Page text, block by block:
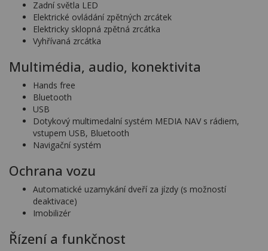
Zadní světla LED
Elektrické ovládání zpětných zrcátek
Elektricky sklopná zpětná zrcátka
Vyhřívaná zrcátka
Multimédia, audio, konektivita
Hands free
Bluetooth
USB
Dotykový multimedalní systém MEDIA NAV s rádiem,
vstupem USB, Bluetooth
Navigační systém
Ochrana vozu
Automatické uzamykání dveří za jízdy (s možností
deaktivace)
Imobilizér
Řízení a funkčnost